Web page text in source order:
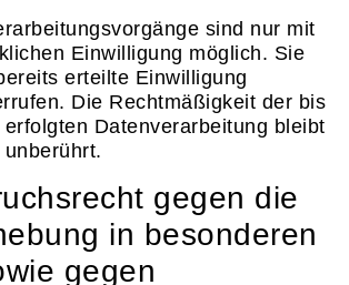
sind nur mit
Einwilligung möglich. Sie
erteilte Einwilligung
Die Rechtmäßigkeit der bis
Datenverarbeitung bleibt
gegen die
in besonderen
gegen